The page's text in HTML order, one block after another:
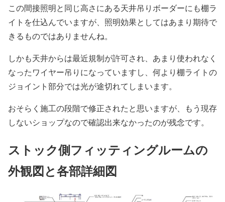
この間接照明と同じ高さにある天井吊りボーダーにも棚ラ
イトを仕込んでいますが、照明効果としてはあまり期待で
きるものではありませんね。
しかも天井からは最近規制が許可され、あまり使われなく
なったワイヤー吊りになっていますし、何より棚ライトの
ジョイント部分では光が途切れてしまいます。
おそらく施工の段階で修正されたと思いますが、もう現存
しないショップなので確認出来なかったのが残念です。
ストック側フィッティングルームの
外観図と各部詳細図